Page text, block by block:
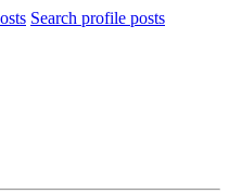
Search profile posts